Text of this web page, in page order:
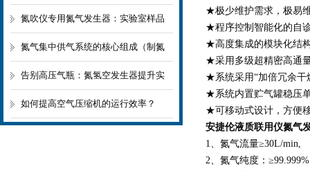
2026
氮吹仪专用氮气发生器：实验室样品
前处理的“绿色心脏”
氮气集中供气系统的核心组成（制氮
+储气+调压+分配）详解
告别高压气瓶：氮氢空发生器提升实
验室安全性与便利性
如何提高空气压缩机的运行效率？
★极少维护需求，极易
★程序控制智能化的自
★高度集成的模块化结
★采用多级超精密高通
★系统采用“加倍冗余干
★系统内置贮气罐稳压
★可移动式设计，方便
安捷伦液质联用仪氮气
1、氮气流量≥30L/min,
2、氮气纯度：≥99.999%